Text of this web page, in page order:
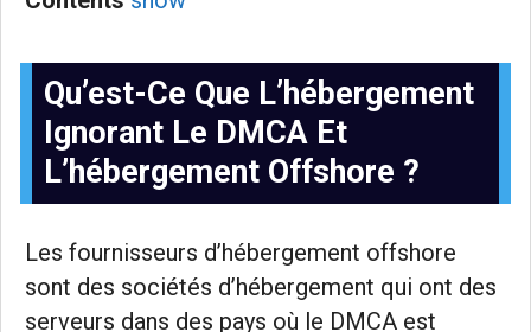
Qu’est-Ce Que L’hébergement
Ignorant Le DMCA Et
L’hébergement Offshore ?
Les fournisseurs d’hébergement offshore
sont des sociétés d’hébergement qui ont des
serveurs dans des pays où le DMCA est